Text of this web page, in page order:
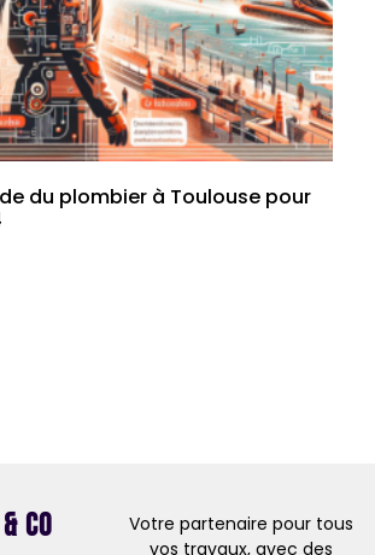
du plombier à Toulouse pour
Co
Votre partenaire pour tous
vos travaux, avec des